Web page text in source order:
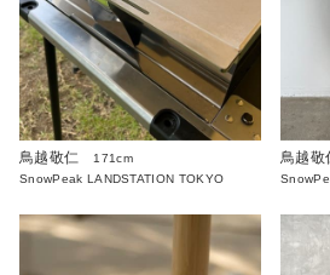
鳥越敬仁
171cm
SnowPeak LANDSTATION TOKYO
鳥越敬